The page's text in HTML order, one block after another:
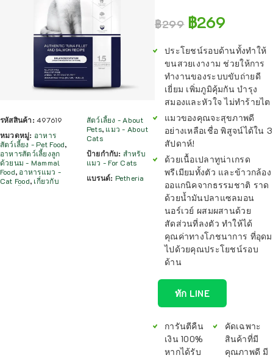
รหัสสินค้า:497619
หมวดหมู่: อาหาร
สัตว์เลี้ยง - Pet Food,
อาหารสัตว์เลี้ยงลูก
ด้วยนม - Mammal
Food, อาหารแมว -
Cat Food, เกี่ยวกับ
สัตว์เลี้ยง - About
Pets, แมว - About
Cats
ป้ายกำกับ: สำหรับ
แมว - For Cats
แบรนด์: Petheria
฿299 ฿269
ประโยชน์รอบด้านทั้งทำให้
ขนสวยเงางาม ช่วยให้การ
ทำงานของระบบขับถ่ายดี
เยี่ยม เพิ่มภูมิคุ้มกัน บำรุง
สมองและหัวใจ ไม่ทำร้ายไต
แมวของคุณจะสุขภาพดี
อย่างเหลือเชื่อ พิสูจน์ได้ใน 3
สัปดาห์!
ด้วยเนื้อเปลาทูน่าเกรด
พรีเมียมทั้งตัว และข้าวกล้อง
ออแกนิคจากธรรมชาติ ราด
ด้วยน้ำมันปลาแซลมอน
นอร์เวย์ ผสมผสานด้วย
สัดส่วนที่ลงตัว ทำให้ได้
คุณค่าทางโภชนาการ ที่อุดม
ไปด้วยคุณประโยชน์รอบ
ด้าน
ทัก LINE
การันตีคืน
เงิน 100%
หากได้รับ
คัดเฉพาะ
สินค้าที่มี
คุณภาพดี มี